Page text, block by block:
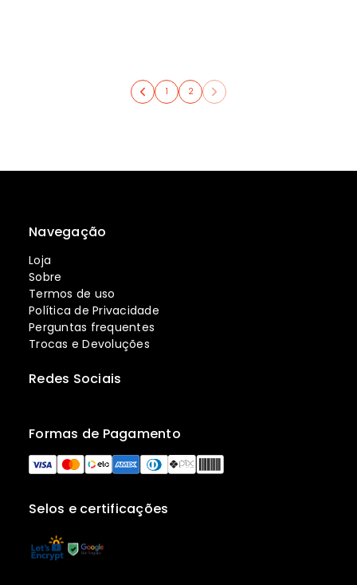
1 2
Navegação
Loja
Sobre
Termos de uso
Política de Privacidade
Perguntas frequentes
Trocas e Devoluções
Selos e certificações
Formas de Pagamento
Redes Sociais